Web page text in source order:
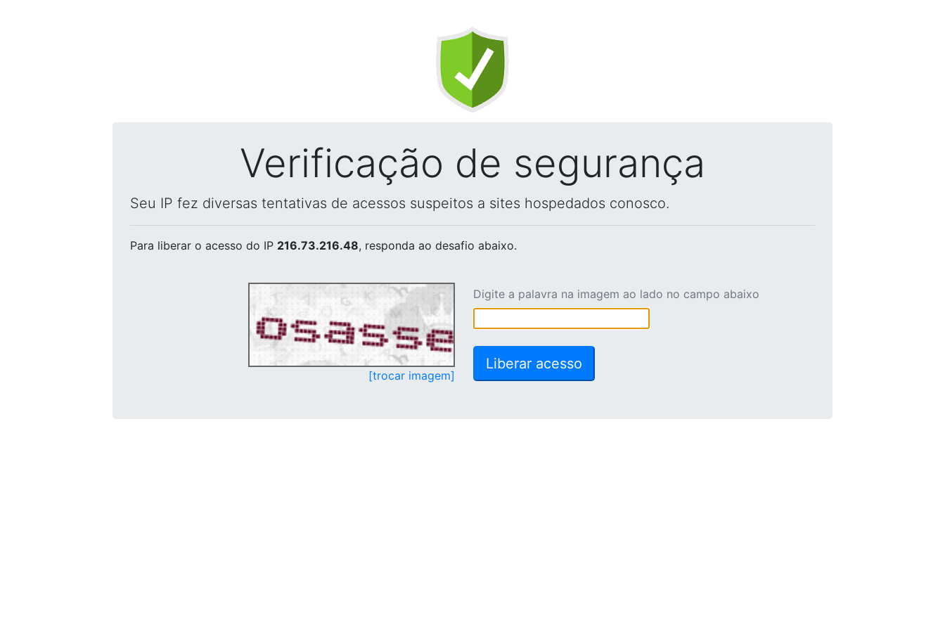
Verificação de segurança
Seu IP fez diversas tentativas de acessos suspeitos a sites hospedados conosco.
Para liberar o acesso do IP 216.73.216.48, responda ao desafio abaixo.
[trocar imagem]
Digite a palavra na imagem ao lado no campo abaixo